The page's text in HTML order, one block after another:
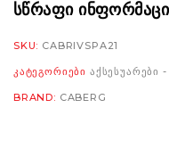
ᲡᲬᲠᲐᲤᲘ
SKU: CABRIVSPA21
ᲙᲐᲢᲔᲒᲝᲠᲘᲔᲑᲘ ᲐᲥᲡᲔᲡᲣᲐᲠᲔᲑᲘ
BRAND: CABERG